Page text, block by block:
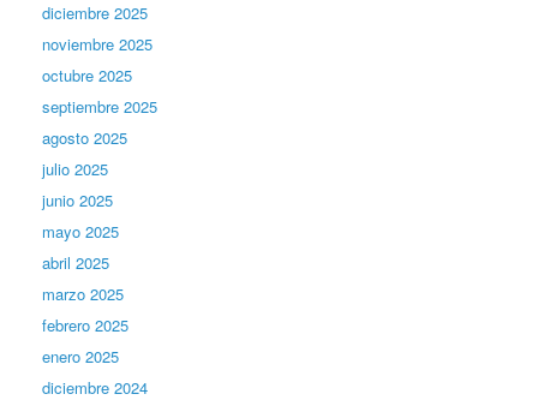
diciembre 2025
noviembre 2025
octubre 2025
septiembre 2025
agosto 2025
julio 2025
junio 2025
mayo 2025
abril 2025
marzo 2025
febrero 2025
enero 2025
diciembre 2024